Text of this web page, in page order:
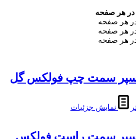
سپر سمت چپ فولکس گل
نمایش جزئیات